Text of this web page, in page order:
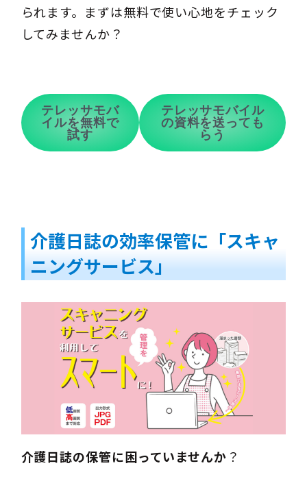
られます。まずは無料で使い心地をチェック
してみませんか？
テレッサモバ
イルを無料で
試す
テレッサモバイル
の資料を送っても
らう
介護日誌の効率保管に「スキャ
ニングサービス」
介護日誌の保管に困っていませんか ？